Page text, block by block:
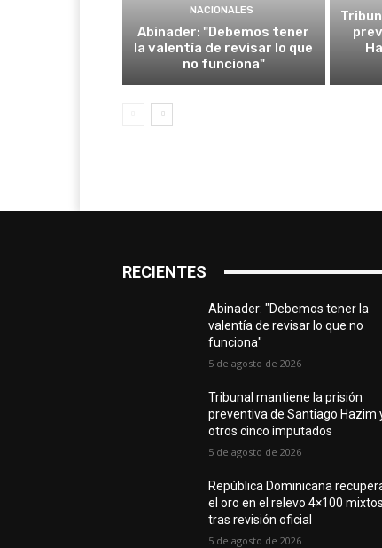
NACIONALES
Abinader: "Debemos tener
la valentía de revisar lo que
no funciona"
RECIENTES
Abinader: "Debemos tener la
valentía de revisar lo que no
funciona"
5 de agosto de 2026
Tribunal mantiene la prisión
preventiva de Santiago Hazim
otros cinco imputados
5 de agosto de 2026
República Dominicana
el oro en el relevo 4×100 mixtos
tras revisión oficial
5 de agosto de 2026